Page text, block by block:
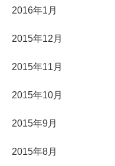
2016年1月
2015年12月
2015年11月
2015年10月
2015年9月
2015年8月